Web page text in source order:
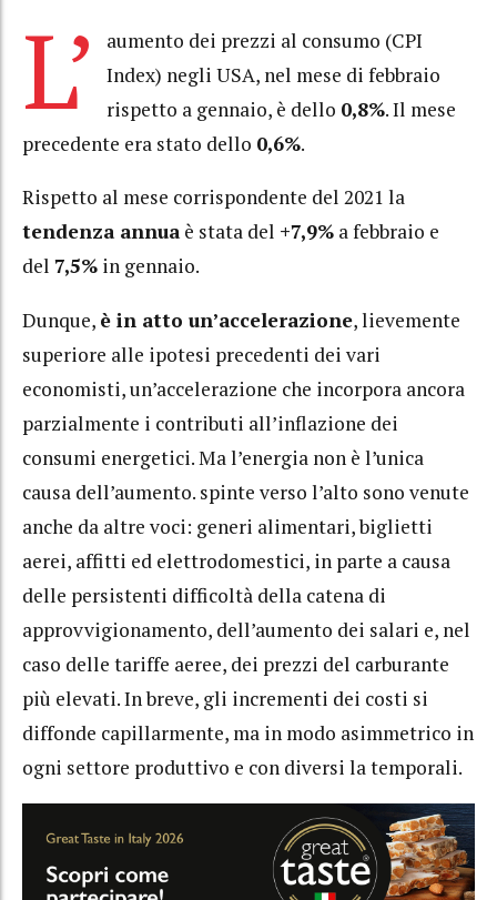
L’
aumento dei prezzi al consumo (CPI
Index) negli USA, nel mese di febbraio
rispetto a gennaio, è dello 0,8%. Il mese
precedente era stato dello 0,6%.
Rispetto al mese corrispondente del 2021 la
tendenza annua è stata del +7,9% a febbraio e
del 7,5% in gennaio.
Dunque, è in atto un’accelerazione, lievemente
superiore alle ipotesi precedenti dei vari
economisti, un’accelerazione che incorpora ancora
parzialmente i contributi all’inflazione dei
consumi energetici. Ma l’energia non è l’unica
causa dell’aumento. spinte verso l’alto sono venute
anche da altre voci: generi alimentari, biglietti
aerei, affitti ed elettrodomestici, in parte a causa
delle persistenti difficoltà della catena di
approvvigionamento, dell’aumento dei salari e, nel
caso delle tariffe aeree, dei prezzi del carburante
più elevati. In breve, gli incrementi dei costi si
diffonde capillarmente, ma in modo asimmetrico in
ogni settore produttivo e con diversi la temporali.